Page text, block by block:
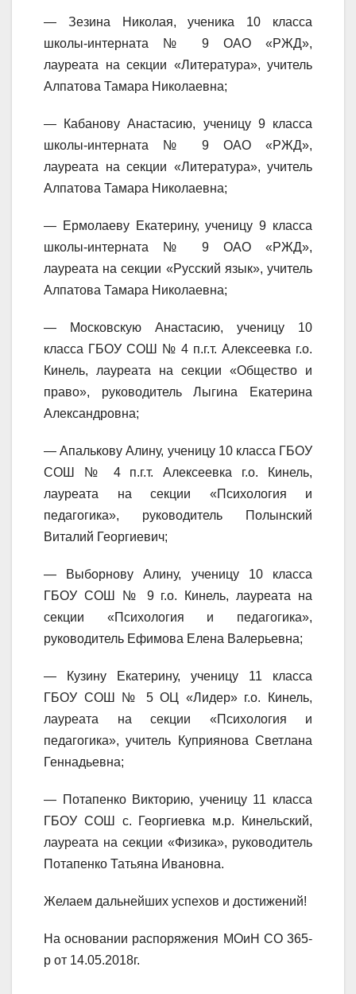
— Зезина Николая, ученика 10 класса
школы-интерната № 9 ОАО «РЖД»,
лауреата на секции «Литература», учитель
Алпатова Тамара Николаевна;
— Кабанову Анастасию, ученицу 9 класса
школы-интерната № 9 ОАО «РЖД»,
лауреата на секции «Литература», учитель
Алпатова Тамара Николаевна;
— Ермолаеву Екатерину, ученицу 9 класса
школы-интерната № 9 ОАО «РЖД»,
лауреата на секции «Русский язык», учитель
Алпатова Тамара Николаевна;
— Московскую Анастасию, ученицу 10
класса ГБОУ СОШ № 4 п.г.т. Алексеевка г.о.
Кинель, лауреата на секции «Общество и
право», руководитель Лыгина Екатерина
Александровна;
— Апалькову Алину, ученицу 10 класса ГБОУ
СОШ № 4 п.г.т. Алексеевка г.о. Кинель,
лауреата на секции «Психология и
педагогика», руководитель Полынский
Виталий Георгиевич;
— Выборнову Алину, ученицу 10 класса
ГБОУ СОШ № 9 г.о. Кинель, лауреата на
секции «Психология и педагогика»,
руководитель Ефимова Елена Валерьевна;
— Кузину Екатерину, ученицу 11 класса
ГБОУ СОШ № 5 ОЦ «Лидер» г.о. Кинель,
лауреата на секции «Психология и
педагогика», учитель Куприянова Светлана
Геннадьевна;
— Потапенко Викторию, ученицу 11 класса
ГБОУ СОШ с. Георгиевка м.р. Кинельский,
лауреата на секции «Физика», руководитель
Потапенко Татьяна Ивановна.
Желаем дальнейших успехов и достижений!
На основании распоряжения МОиН СО 365-
р от 14.05.2018г.